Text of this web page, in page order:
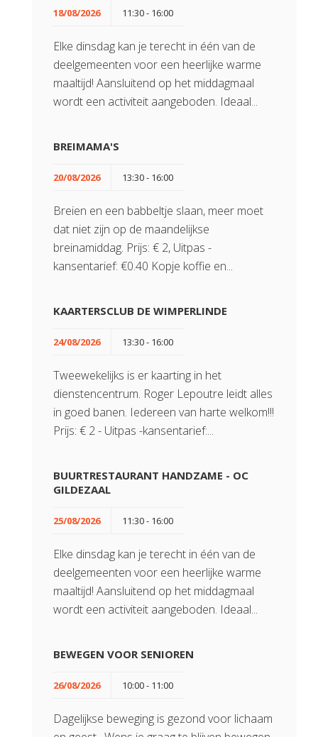
18/08/2026 11:30 - 16:00
Elke dinsdag kan je terecht in één van de
deelgemeenten voor een heerlijke warme
maaltijd! Aansluitend op het middagmaal
wordt een activiteit aangeboden. Ideaal...
BREIMAMA'S
20/08/2026 13:30 - 16:00
Breien en een babbeltje slaan, meer moet
dat niet zijn op de maandelijkse
breinamiddag. Prijs: € 2, Uitpas -
kansentarief: €0.40 Kopje koffie en...
KAARTERSCLUB DE WIMPERLINDE
24/08/2026 13:30 - 16:00
Tweewekelijks is er kaarting in het
dienstencentrum. Roger Lepoutre leidt alles
in goed banen. Iedereen van harte welkom!!!
Prijs: € 2 - Uitpas -kansentarief:...
BUURTRESTAURANT HANDZAME - OC
GILDEZAAL
25/08/2026 11:30 - 16:00
Elke dinsdag kan je terecht in één van de
deelgemeenten voor een heerlijke warme
maaltijd! Aansluitend op het middagmaal
wordt een activiteit aangeboden. Ideaal...
BEWEGEN VOOR SENIOREN
26/08/2026 10:00 - 11:00
Dagelijkse beweging is gezond voor lichaam